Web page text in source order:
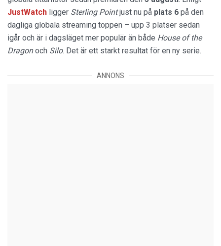
JustWatch ligger Sterling Pointjust nu på plats 6 på den
dagliga globala streaming toppen – upp 3 platser sedan
igår och är i dagsläget mer populär än både House of the
Dragonoch Silo. Det är ett starkt resultat för en ny serie.
ANNONS